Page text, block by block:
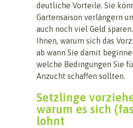
deutliche Vorteile. Sie
Gartensaison verlängern
auch noch viel Geld
Ihnen, warum sich das
ab wann Sie damit
welche Bedingungen Sie
Anzucht schaffen sollten.
Setzlinge
warum es sich
lohnt